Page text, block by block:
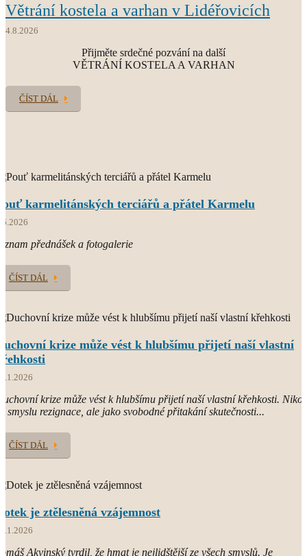
současný světový Karmel
Větrání kostela a varhan v Lidéřovicích
4.8.2026
Přijměte srdečné pozvání na další
VĚTRÁNÍ KOSTELA A VARHAN
ČÍST DÁL
karmelitánských terciářů a přátel Karmelu
přednášek a fotogalerie
ČÍST DÁL
krize může vést k hlubšímu přijetí naší vlastní
krize může vést k hlubšímu přijetí naší vlastní křehkosti.
smyslu rezignace, ale jako svobodné přitakání skutečnosti...
ČÍST DÁL
je ztělesněná vzájemnost
Akvinský tvrdil, že hmat je nejlidštější ze všech smyslů. Je